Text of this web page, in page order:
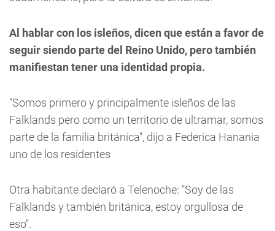
Al hablar con los isleños, dicen que están a favor de
seguir siendo parte del Reino Unido, pero también
manifiestan tener una identidad propia.
"Somos primero y principalmente isleños de las
Falklands pero como un territorio de ultramar, somos
parte de la familia británica", dijo a Federica Hanania
uno de los residentes
Otra habitante declaró a Telenoche: "Soy de las
Falklands y también británica, estoy orgullosa de
eso".